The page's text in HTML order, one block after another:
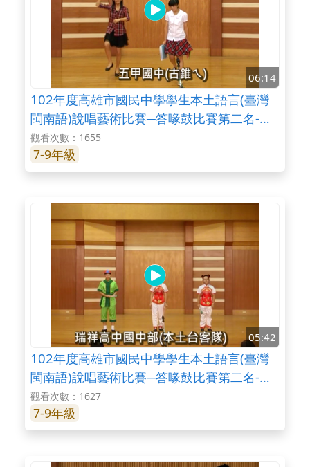
06:14
102年度高雄市國民中學學生本土語言(臺灣
閩南語)說唱藝術比賽─答喙鼓比賽第二名-五
甲國中
觀看次數：1655
7-9年級
05:42
102年度高雄市國民中學學生本土語言(臺灣
閩南語)說唱藝術比賽─答喙鼓比賽第二名-瑞
祥高中國中部
觀看次數：1627
7-9年級